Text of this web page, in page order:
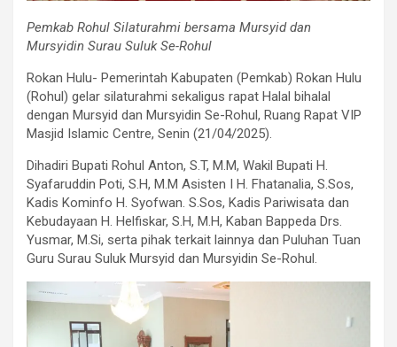
Pemkab Rohul Silaturahmi bersama Mursyid dan
Mursyidin Surau Suluk Se-Rohul
Rokan Hulu- Pemerintah Kabupaten (Pemkab) Rokan Hulu
(Rohul) gelar silaturahmi sekaligus rapat Halal bihalal
dengan Mursyid dan Mursyidin Se-Rohul, Ruang Rapat VIP
Masjid Islamic Centre, Senin (21/04/2025).
Dihadiri Bupati Rohul Anton, S.T, M.M, Wakil Bupati H.
Syafaruddin Poti, S.H, M.M Asisten I H. Fhatanalia, S.Sos,
Kadis Kominfo H. Syofwan. S.Sos, Kadis Pariwisata dan
Kebudayaan H. Helfiskar, S.H, M.H, Kaban Bappeda Drs.
Yusmar, M.Si, serta pihak terkait lainnya dan Puluhan Tuan
Guru Surau Suluk Mursyid dan Mursyidin Se-Rohul.